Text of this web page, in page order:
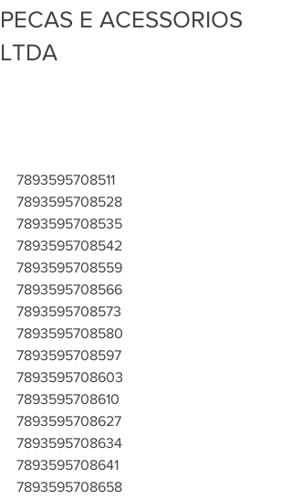
PECAS E ACESSORIOS
LTDA
7893595708511
7893595708528
7893595708535
7893595708542
7893595708559
7893595708566
7893595708573
7893595708580
7893595708597
7893595708603
7893595708610
7893595708627
7893595708634
7893595708641
7893595708658